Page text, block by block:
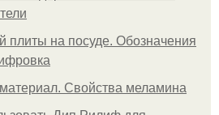
плиты на посуде. Обозначения
Свойства меламина